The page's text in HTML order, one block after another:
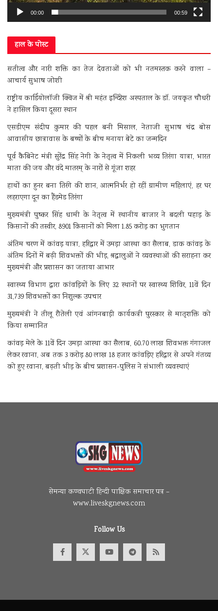
00:00 00:59
हाल के पोस्ट
सतीत्व और नारी शक्ति का तेज देवताओं को भी नतमस्तक करने वाला –
आचार्य सुभाष जोशी
राष्ट्रीय कार्डियोलॉजी क्विज में श्री महंत इन्दिरेश अस्पताल के डॉ. जयकृत चौधरी
ने हासिल किया दूसरा स्थान
एसडीएम संदीप कुमार की पहल बनी मिसाल, नेताजी सुभाष चंद्र बोस
आवासीय छात्रावास के बच्चों के बीच मनाया बेटे का जन्मदिन
पूर्व कैबिनेट मंत्री सुरेंद्र सिंह नेगी के नेतृत्व में निकली भव्य तिरंगा यात्रा, भारत
माता की जय और वंदे मातरम् के नारों से गूंजा शहर
हाथों का हुनर बना तिरंगे की शान, आत्मनिर्भर हो रहीं ग्रामीण महिलाएं, हर घर
लहराएगा दून का हैंडमेड तिरंगा
मुख्यमंत्री पुष्कर सिंह धामी के नेतृत्व में स्थानीय बाजार ने बदली पहाड़ के
किसानों की तस्वीर, 8901 किसानों को मिला 1.85 करोड़ का भुगतान
अंतिम चरण में कांवड़ यात्रा, हरिद्वार में उमड़ा आस्था का सैलाब, डाक कांवड़ के
अंतिम दिनों में बढ़ी शिवभक्तों की भीड़, श्रद्धालुओं ने व्यवस्थाओं की सराहना कर
मुख्यमंत्री और प्रशासन का जताया आभार
स्वास्थ्य विभाग द्वारा कांवड़ियों के लिए 32 स्थानों पर स्वास्थ्य शिविर, 11वें दिन
31,739 शिवभक्तों का निशुल्क उपचार
मुख्यमंत्री ने तीलू रौतेली एवं आंगनबाड़ी कार्यकत्री पुरस्कार से मातृशक्ति को
किया सम्मानित
कांवड़ मेले के 11वें दिन उमड़ा आस्था का सैलाब, 60.70 लाख शिवभक्त गंगाजल
लेकर रवाना, अब तक 3 करोड़ 80 लाख 18 हजार कांवड़िए हरिद्वार से अपने गंतव्य
को हुए रवाना, बढ़ती भीड़ के बीच प्रशासन-पुलिस ने संभाली व्यवस्थाएं
सेमन्या कण्वघाटी हिन्दी पाक्षिक समाचार पत्र –
www.liveskgnews.com
Follow Us